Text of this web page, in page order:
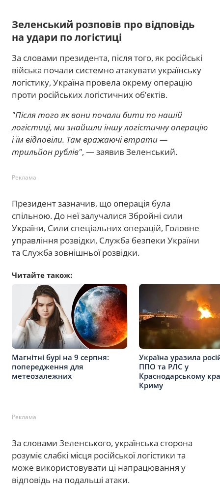
Зеленський розповів про відповідь
на удари по логістиці
За словами президента, після того, як російські
війська почали системно атакувати українську
логістику, Україна провела окрему операцію
проти російських логістичних об’єктів.
"Після того як вони почали бити по нашій
логістиці, ми знайшли іншу логістичну операцію
і їм відповіли. Там вражаючі втрати —
трильйон рублів", — заявив Зеленський.
Реклама
Президент зазначив, що операція була
спільною. До неї залучалися Збройні сили
України, Сили спеціальних операцій, Головне
управління розвідки, Служба безпеки України
та Служба зовнішньої розвідки.
Читайте також:
Магнітні бурі на 9 серпня:
попередження для
метеозалежних
Україна уразила
ППО та РЛС у
Краснодарському
Криму
Реклама
За словами Зеленського, українська сторона
розуміє слабкі місця російської логістики та
може використовувати ці напрацювання у
відповідь на подальші атаки.